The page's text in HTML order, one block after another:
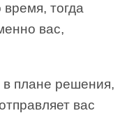
тогда
вас,
в плане решения,
вас